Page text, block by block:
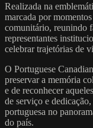
Realizada na
marcada por
comunitário, reunindo
representantes
celebrar trajetórias de
O Portuguese
preservar a memória
e de reconhecer
de serviço e
portuguesa no
do país.